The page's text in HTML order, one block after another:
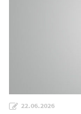
22.06.2026